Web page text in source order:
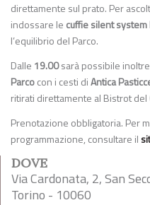
direttamente sul prato. Per
indossare le cuffie silent
l’equilibrio del Parco.
Dalle 19.00sarà possibile
Parcocon i cesti diAntica
ritirati direttamente al Bistrot del
Prenotazione obbligatoria. Per
programmazione, consultare il
DOVE
Via Cardonata, 2, San
Torino - 10060